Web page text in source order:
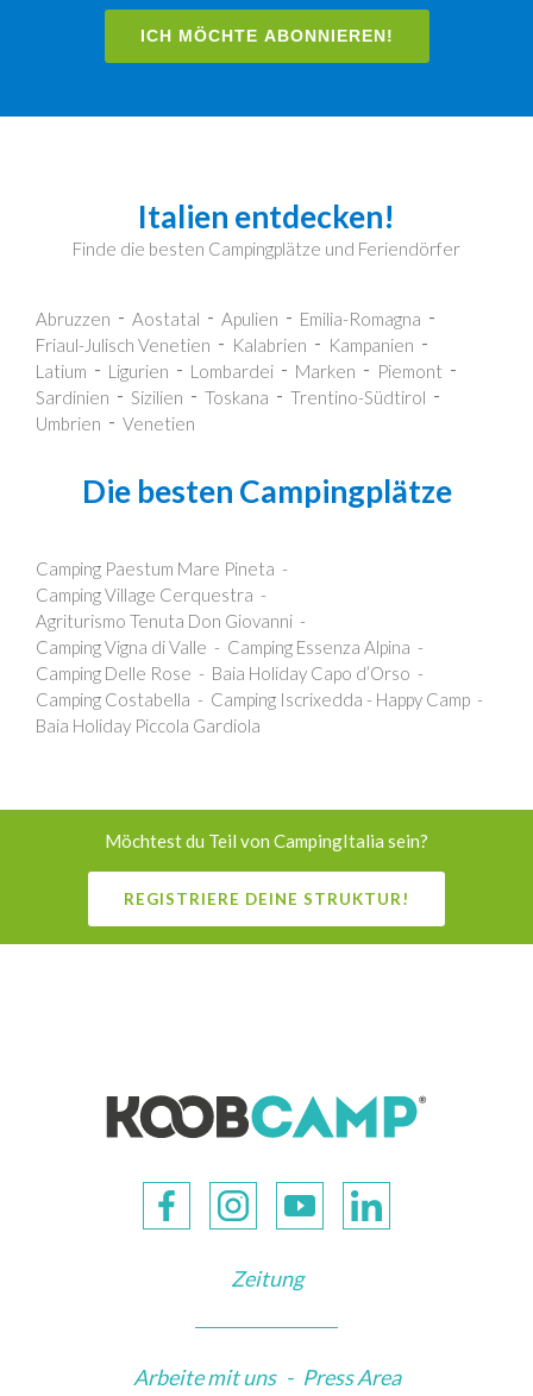
ICH MÖCHTE ABONNIEREN!
Italien entdecken!
Finde die besten Campingplätze und Feriendörfer
Abruzzen Aostatal Apulien
Emilia-Romagna
Friaul-Julisch Venetien
Kalabrien
Kampanien
Latium
Ligurien Lombardei Marken
Piemont
Sardinien
Sizilien Toskana
Trentino-Südtirol
Umbrien
Venetien
Die besten Campingplätze
Camping Paestum Mare Pineta
Camping Village Cerquestra
Agriturismo Tenuta Don Giovanni
Camping Vigna di Valle
Camping Essenza Alpina
Camping Delle Rose
Baia Holiday Capo d’Orso
Camping Costabella
Camping Iscrixedda - Happy Camp
Baia Holiday Piccola Gardiola
Möchtest du Teil von CampingItalia sein?
REGISTRIERE DEINE STRUKTUR!
Zeitung
Arbeite mit uns - Press Area